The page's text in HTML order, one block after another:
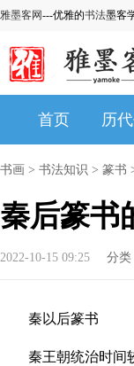
雅墨客网---优雅的书法墨客
首页 历
书画 > 书法知识 > 篆书
秦后篆书
2022-10-15 09:25 分类
秦以后篆书
秦王朝统治时间